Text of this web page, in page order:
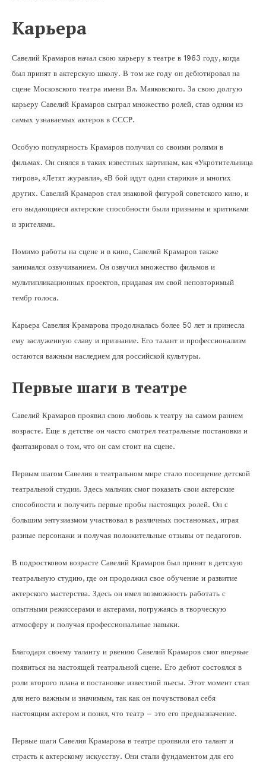
Карьера
Савелий Крамаров начал свою карьеру в театре в 1963 году, когда
был принят в актерскую школу. В том же году он дебютировал на
сцене Московского театра имени Вл. Маяковского. За свою долгую
карьеру Савелий Крамаров сыграл множество ролей, став одним из
самых узнаваемых актеров в СССР.
Особую популярность Крамаров получил со своими ролями в
фильмах. Он снялся в таких известных картинам, как «Укротительница
тигров», «Летят журавли», «В бой идут одни старики» и многих
других. Савелий Крамаров стал знаковой фигурой советского кино, и
его выдающиеся актерские способности были признаны и критиками
и зрителями.
Помимо работы на сцене и в кино, Савелий Крамаров также
занимался озвучиванием. Он озвучил множество фильмов и
мультипликационных проектов, придавая им свой неповторимый
тембр голоса.
Карьера Савелия Крамарова продолжалась более 50 лет и принесла
ему заслуженную славу и признание. Его талант и профессионализм
остаются важным наследием для российской культуры.
Первые шаги в театре
Савелий Крамаров проявил свою любовь к театру на самом раннем
возрасте. Еще в детстве он часто смотрел театральные постановки и
фантазировал о том, что он сам стоит на сцене.
Первым шагом Савелия в театральном мире стало посещение детской
театральной студии. Здесь мальчик смог показать свои актерские
способности и получить первые пробы настоящих ролей. Он с
большим энтузиазмом участвовал в различных постановках, играя
разные персонажи и получая положительные отзывы от педагогов.
В подростковом возрасте Савелий Крамаров был принят в детскую
театральную студию, где он продолжил свое обучение и развитие
актерского мастерства. Здесь он имел возможность работать с
опытными режиссерами и актерами, погружаясь в творческую
атмосферу и получая профессиональные навыки.
Благодаря своему таланту и рвению Савелий Крамаров смог впервые
появиться на настоящей театральной сцене. Его дебют состоялся в
роли второго плана в постановке известной пьесы. Этот момент стал
для него важным и значимым, так как он почувствовал себя
настоящим актером и понял, что театр – это его предназначение.
Первые шаги Савелия Крамарова в театре проявили его талант и
страсть к актерскому искусству. Они стали фундаментом для его